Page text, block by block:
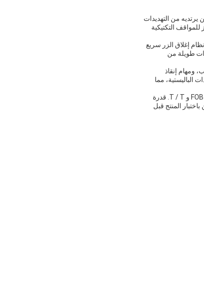
يرتديه من التهديدات
مربع، مما يجعلها خيار ممتاز للمواقف التكتيكية
إغلاق الزر سريع
طويلة من
ومهام إنقاذ
الباليستية، مما
تفاصيل التعبئة والتغليف لهذا المنتج هي 60 * 58 * 28 سم ، ومدة التسليم هي 45 يومًا. شروط الدفع لهذا المنتج هي FOB و T / T. قدرة
باختبار المنتج قبل